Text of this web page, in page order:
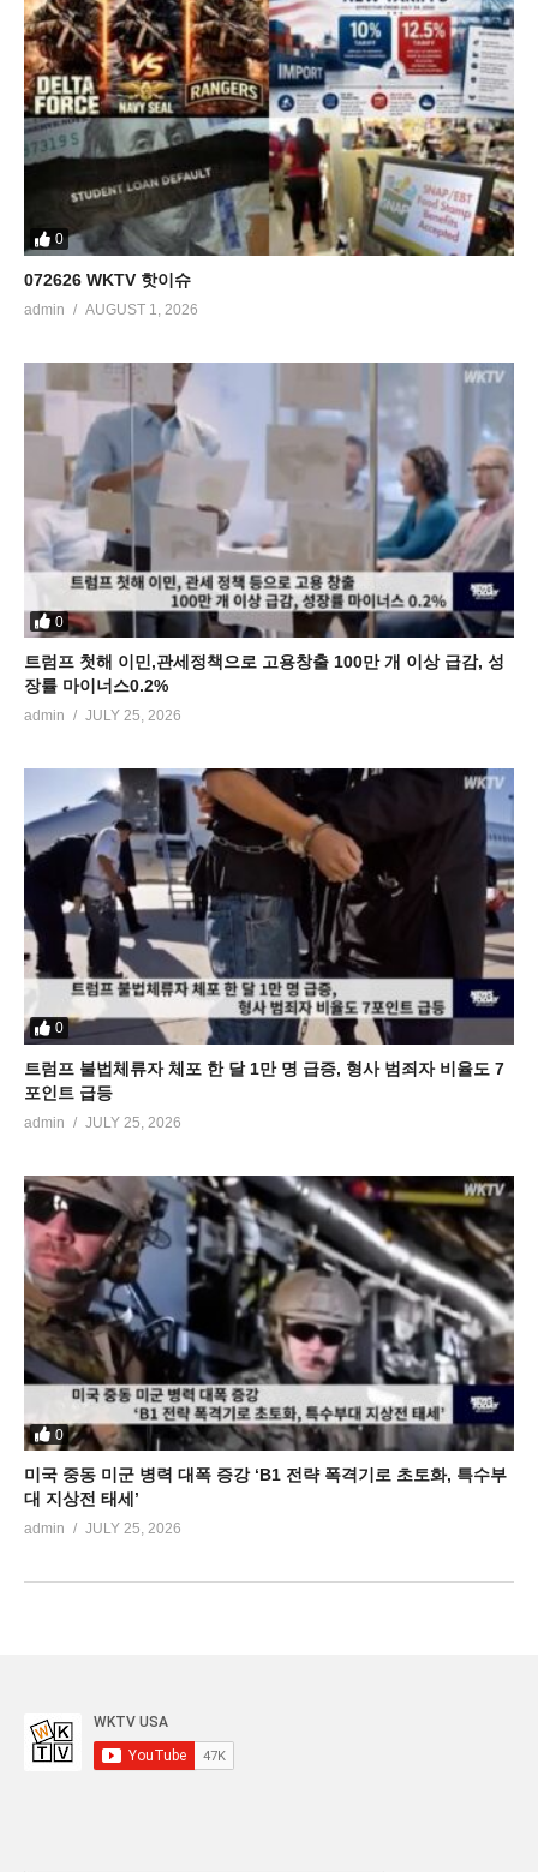
0
072626 WKTV 핫이슈
admin AUGUST 1, 2026
0
트럼프 첫해 이민,관세정책으로 고용창출 100만 개 이상 급감, 성
장률 마이너스0.2%
admin JULY 25, 2026
0
트럼프 불법체류자 체포 한 달 1만 명 급증, 형사 범죄자 비율도 7
포인트 급등
admin JULY 25, 2026
0
미국 중동 미군 병력 대폭 증강 ‘B1 전략 폭격기로 초토화, 특수부
대 지상전 태세’
admin JULY 25, 2026